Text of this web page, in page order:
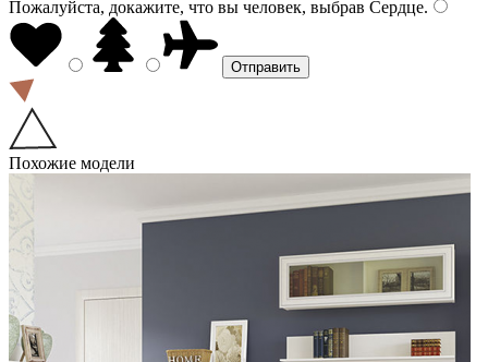
Пожалуйста, докажите, что вы человек, выбрав Сердце.
Похожие модели